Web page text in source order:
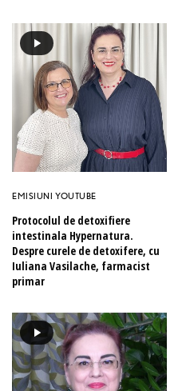
EMISIUNI YOUTUBE
Protocolul de detoxifiere
intestinala Hypernatura.
Despre curele de detoxifere, cu
Iuliana Vasilache, farmacist
primar